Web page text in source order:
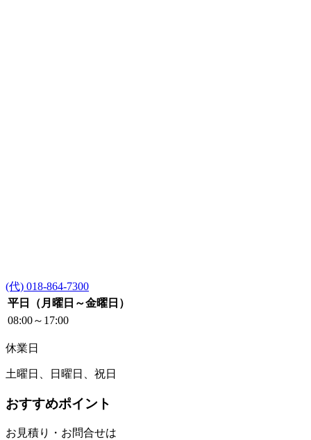
(代) 018-864-7300
平日（月曜日～金曜日）
08:00～17:00
休業日
土曜日、日曜日、祝日
おすすめポイント
お見積り・お問合せは